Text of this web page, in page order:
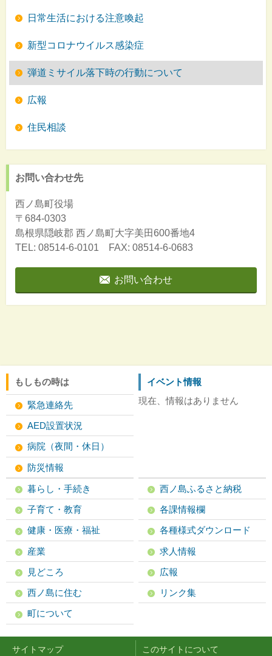
日常生活における注意喚起
新型コロナウイルス感染症
弾道ミサイル落下時の行動について
広報
住民相談
お問い合わせ先
西ノ島町役場
〒684-0303
島根県隠岐郡 西ノ島町大字美田600番地4
TEL: 08514-6-0101 FAX: 08514-6-0683
お問い合わせ
もしもの時は
緊急連絡先
AED設置状況
病院（夜間・休日）
防災情報
イベント情報
現在、情報はありません
暮らし・手続き
子育て・教育
健康・医療・福祉
産業
見どころ
西ノ島に住む
町について
西ノ島ふるさと納税
各課情報欄
各種様式ダウンロード
求人情報
広報
リンク集
サイトマップ このサイトについて